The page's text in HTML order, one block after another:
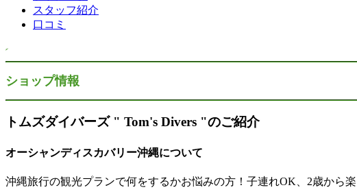
スタッフ紹介
口コミ
ショップ情報
トムズダイバーズ " Tom's Divers "のご紹介
オーシャンディスカバリー沖縄について
沖縄旅行の観光プランで何をするかお悩みの方！子連れOK、2歳から